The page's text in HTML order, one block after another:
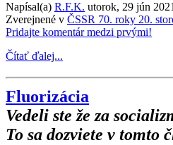
Napísal(a) R.F.K. utorok, 29 jún
Zverejnené v ČSSR 70. roky 20.
Pridajte komentár medzi prvými!
Čítať ďalej...
Fluorizácia
Vedeli ste že za
To sa dozviete v tomto